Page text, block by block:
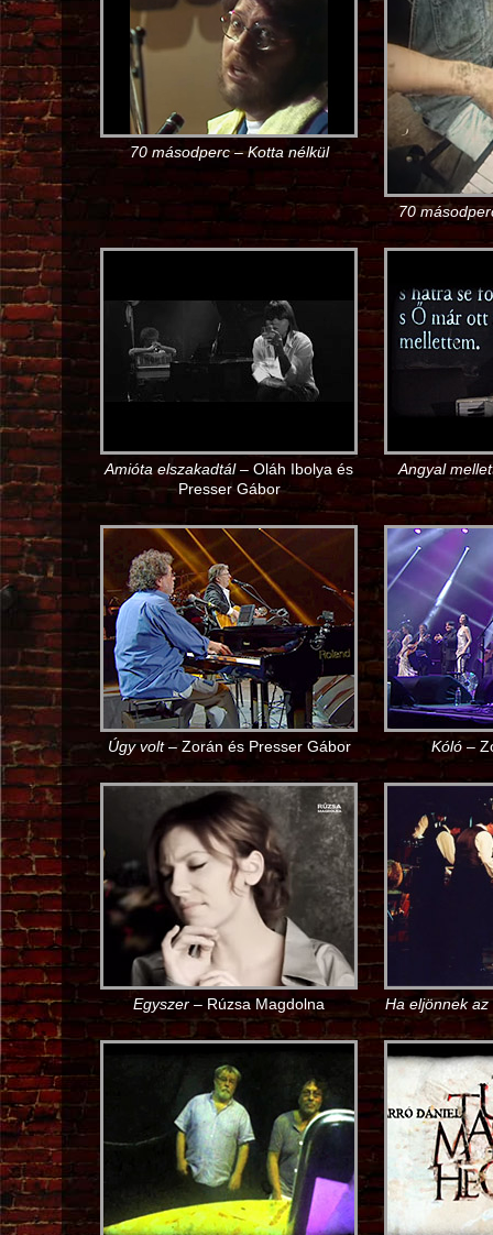
70 másodperc – Kotta nélkül
70
Amióta elszakadtál– Oláh Ibolya és
Presser Gábor
Angyal
Úgy volt– Zorán és Presser Gábor Kóló–
Egyszer – Rúzsa Magdolna Ha eljönnek az